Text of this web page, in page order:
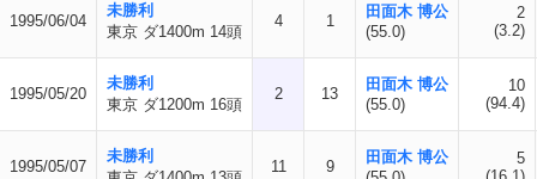
1995/06/04
未勝利
東京 ダ1400m 14頭
4 1
田面木 博公
(55.0)
2
(3.2)
1995/05/20
未勝利
東京 ダ1200m 16頭
2 13
田面木 博公
(55.0)
10
(94.4)
1995/05/07
未勝利
11 9
田面木 博公
5